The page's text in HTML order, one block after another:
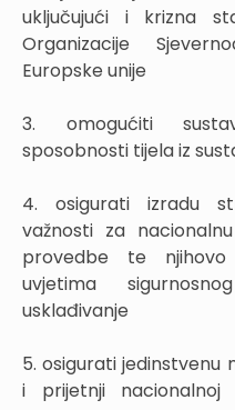
uključujući i krizna
Organizacije
Europske unije
3. omogućiti
sposobnosti tijela iz
4. osigurati izradu
važnosti za
provedbe te
uvjetima
usklađivanje
5. osigurati jedinstvenu
i prijetnji nacionalnoj